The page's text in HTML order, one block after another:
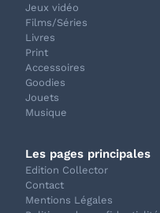
Jeux vidéo
Films/Séries
Livres
Print
Accessoires
Goodies
Jouets
Musique
Les pages principales
Edition Collector
Contact
Mentions Légales